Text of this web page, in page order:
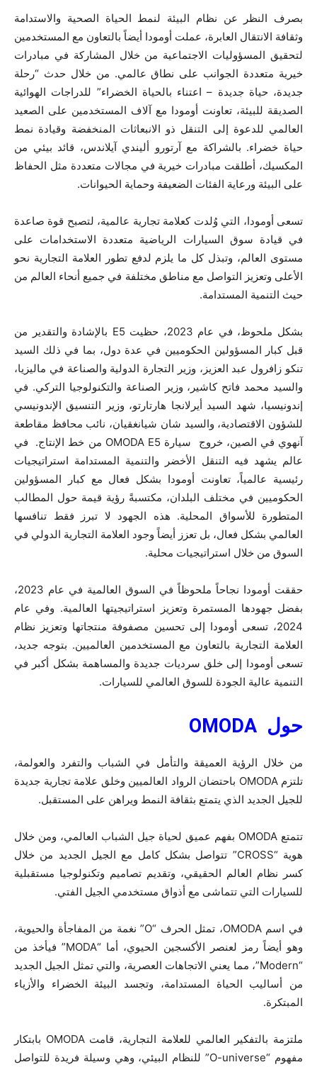
بصرف النظر عن نظام البيئة لنمط الحياة الصحية والاستدامة
وثقافة الانتقال العابرة، عملت أومودا أيضاً بالتعاون مع المستخدمين
لتحقيق المسؤوليات الاجتماعية من خلال المشاركة في مبادرات
خيرية متعددة الجوانب على نطاق عالمي. من خلال حدث “رحلة
جديدة، حياة جديدة – اعتناء بالحياة الخضراء” للدراجات الهوائية
الصديقة للبيئة، تعاونت أومودا مع آلاف المستخدمين على الصعيد
العالمي للدعوة إلى التنقل ذو الانبعاثات المنخفضة وقيادة نمط
حياة خضراء. بالشراكة مع آرتورو أليندي آيلاندس، قائد بيئي من
المكسيك، أطلقت مبادرات خيرية في مجالات متعددة مثل الحفاظ
على البيئة ورعاية الفئات الضعيفة وحماية الحيوانات.
تسعى أومودا، التي وُلدت كعلامة تجارية عالمية، لتصبح قوة صاعدة
في قيادة سوق السيارات الرياضية متعددة الاستخدامات على
مستوى العالم، وتبذل كل ما يلزم لدفع تطور العلامة التجارية نحو
الأعلى وتعزيز التواصل مع مناطق مختلفة في جميع أنحاء العالم من
حيث التنمية المستدامة.
بشكل ملحوظ، في عام 2023، حظيت E5 بالإشادة والتقدير من
قبل كبار المسؤولين الحكوميين في عدة دول، بما في ذلك السيد
تنكو زافرول عبد العزيز، وزير التجارة الدولية والصناعة في ماليزيا،
والسيد محمد فاتح كاشير، وزير الصناعة والتكنولوجيا التركي. في
إندونيسيا، شهد السيد أيرلانجا هارتارتو، وزير التنسيق الإندونيسي
للشؤون الاقتصادية، والسيد شان شيانغقيان، نائب محافظ مقاطعة
آنهوي في الصين، خروج سيارة OMODA E5 من خط الإنتاج. في
عالم يشهد فيه التنقل الأخضر والتنمية المستدامة استراتيجيات
رئيسية عالمياً، تعاونت أومودا بشكل فعال مع كبار المسؤولين
الحكوميين في مختلف البلدان، مكتسبةً رؤية قيمة حول المطالب
المتطورة للأسواق المحلية. هذه الجهود لا تبرز فقط تنافسها
العالمي بشكل فعال، بل تعزز أيضاً وجود العلامة التجارية الدولي في
السوق من خلال استراتيجيات محلية.
حققت أومودا نجاحاً ملحوظاً في السوق العالمية في عام 2023،
بفضل جهودها المستمرة وتعزيز استراتيجيتها العالمية. وفي عام
2024، تسعى أومودا إلى تحسين مصفوفة منتجاتها وتعزيز نظام
العلامة التجارية بالتعاون مع المستخدمين العالميين. بتوجه جديد،
تسعى أومودا إلى خلق سرديات جديدة والمساهمة بشكل أكبر في
التنمية عالية الجودة للسوق العالمي للسيارات.
حول
من خلال الرؤية العميقة والتأمل في الشباب والتفرد والعولمة،
تلتزم OMODA باحتضان الرواد العالميين وخلق علامة تجارية جديدة
للجيل الجديد الذي يتمتع بثقافة النمط ويراهن على المستقبل.
تتمتع OMODA بفهم عميق لحياة جيل الشباب العالمي، ومن خلال
هوية “CROSS” تتواصل بشكل كامل مع الجيل الجديد من خلال
كسر نظام العالم الحقيقي، وتقديم تصاميم وتكنولوجيا مستقبلية
للسيارات التي تتماشى مع أذواق مستخدمي الجيل الفتي.
في اسم OMODA، تمثل الحرف “O” نغمة من المفاجأة والحيوية،
وهو أيضاً رمز لعنصر الأكسجين الحيوي، أما “MODA” فيأخذ من
“Modern”، مما يعني الاتجاهات العصرية، والتي تمثل الجيل الجديد
من أساليب الحياة المستدامة، وتجسد البيئة الخضراء والأزياء
المبتكرة.
ملتزمة بالتفكير العالمي للعلامة التجارية، قامت OMODA بابتكار
مفهوم “O-universe” للنظام البيئي، وهي وسيلة فريدة للتواصل